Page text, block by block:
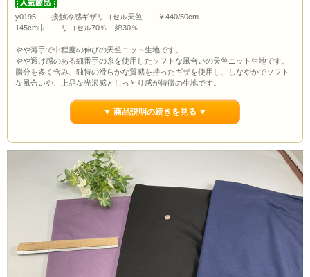
y0195 接触冷感ギザリヨセル天竺 ￥440/50cm
145cm巾 リヨセル70％ 綿30％
やや薄手で中程度の伸びの天竺ニット生地です。
やや透け感のある細番手の糸を使用したソフトな風合いの天竺ニット生地です。
脂分を多く含み、独特の滑らかな質感を持ったギザを使用し、しなやかでソフト
な風合いや、上品な光沢感としっとり感が特徴の生地です。
カットソー、ワンピースにもおススメです。
ボタンの大きさは約1.0cmです。
介です。
カートの特性上数量1が最初に出ていますが当店の最低購入数量は1ｍ(数量2）か
らとなっていますので数量２以上でのご注文よろしくお願いいたします。
ポイント3％還元します。
▼ 商品説明の続きを見る ▼